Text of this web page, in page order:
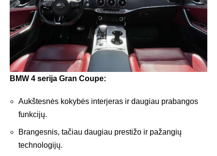
BMW 4 serija Gran Coupe:
Aukštesnės kokybės interjeras ir daugiau prabangos
funkcijų.
Brangesnis, tačiau daugiau prestižo ir pažangių
technologijų.